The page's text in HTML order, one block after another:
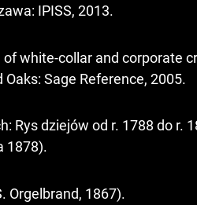
IPISS, 2013.
of white-collar and corporate
Sage Reference, 2005.
Rys dziejów od r. 1788 do r.
1878).
Orgelbrand, 1867).